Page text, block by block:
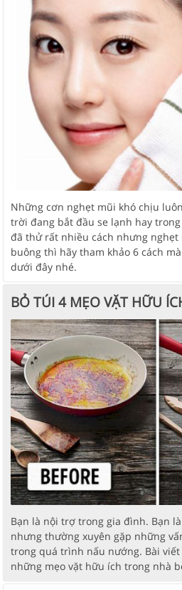
Những cơn nghẹt mũi khó chịu
trời đang bắt đầu se lạnh hay
đã thử rất nhiều cách nhưng nghẹt
buông thì hãy tham khảo 6 cách
dưới đây nhé.
BỎ TÚI 4 MẸO VẶT HỮU
Bạn là nội trợ trong gia đình. Bạn
nhưng thường xuyên gặp những
trong quá trình nấu nướng. Bài
những mẹo vặt hữu ích trong nhà